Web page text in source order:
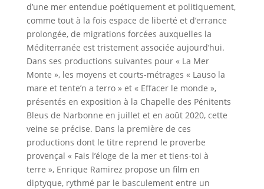
d’une mer entendue poétiquement et politiquement,
comme tout à la fois espace de liberté et d’errance
prolongée, de migrations forcées auxquelles la
Méditerranée est tristement associée aujourd’hui.
Dans ses productions suivantes pour « La Mer
Monte », les moyens et courts-métrages « Lauso la
mare et tente’n a terro » et « Effacer le monde »,
présentés en exposition à la Chapelle des Pénitents
Bleus de Narbonne en juillet et en août 2020, cette
veine se précise. Dans la première de ces
productions dont le titre reprend le proverbe
provençal « Fais l’éloge de la mer et tiens-toi à
terre », Enrique Ramirez propose un film en
diptyque, rythmé par le basculement entre un